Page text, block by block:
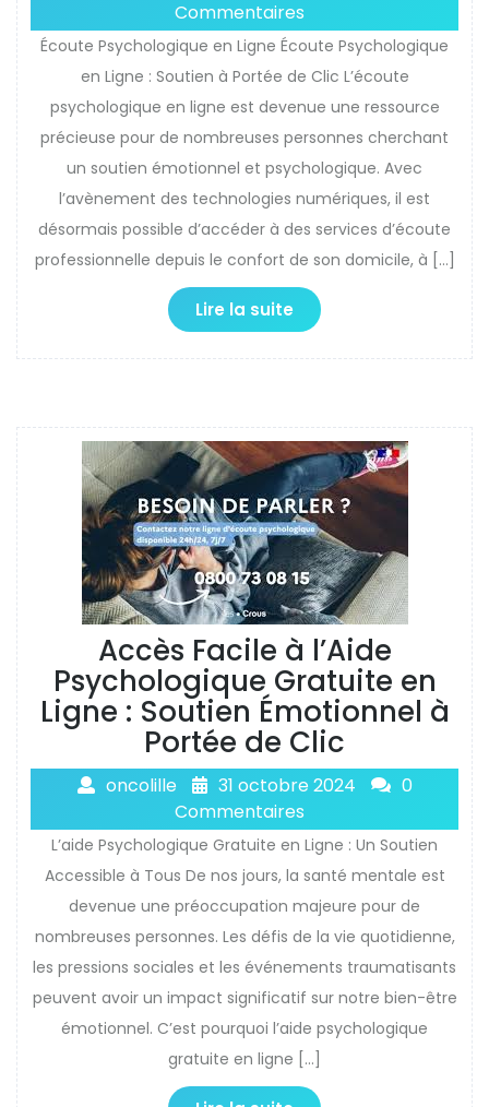
Commentaires
Écoute Psychologique en Ligne Écoute Psychologique
en Ligne : Soutien à Portée de Clic L’écoute
psychologique en ligne est devenue une ressource
précieuse pour de nombreuses personnes cherchant
un soutien émotionnel et psychologique. Avec
l’avènement des technologies numériques, il est
désormais possible d’accéder à des services d’écoute
professionnelle depuis le confort de son domicile, à […]
Lire la suite
Accès Facile à l’Aide
Psychologique Gratuite en
Ligne : Soutien Émotionnel à
Portée de Clic
oncolille 31 octobre 2024
0
Commentaires
L’aide Psychologique Gratuite en Ligne : Un Soutien
Accessible à Tous De nos jours, la santé mentale est
devenue une préoccupation majeure pour de
nombreuses personnes. Les défis de la vie quotidienne,
les pressions sociales et les événements traumatisants
peuvent avoir un impact significatif sur notre bien-être
émotionnel. C’est pourquoi l’aide psychologique
gratuite en ligne […]